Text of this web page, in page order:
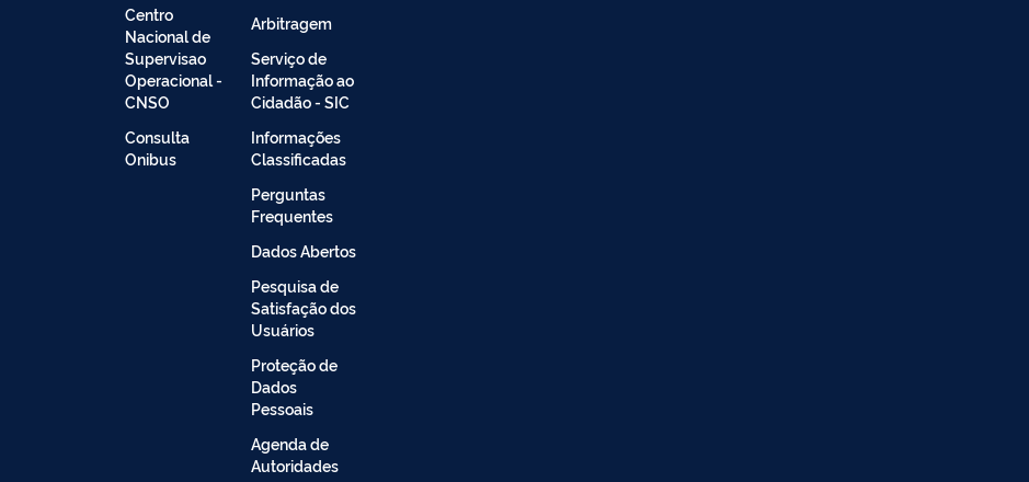
Centro
Nacional de
Supervisao
Operacional -
CNSO
Consulta
Onibus
Arbitragem
Serviço de
Informação ao
Cidadão - SIC
Informações
Classificadas
Perguntas
Frequentes
Dados Abertos
Pesquisa de
Satisfação dos
Usuários
Proteção de
Dados
Pessoais
Agenda de
Autoridades